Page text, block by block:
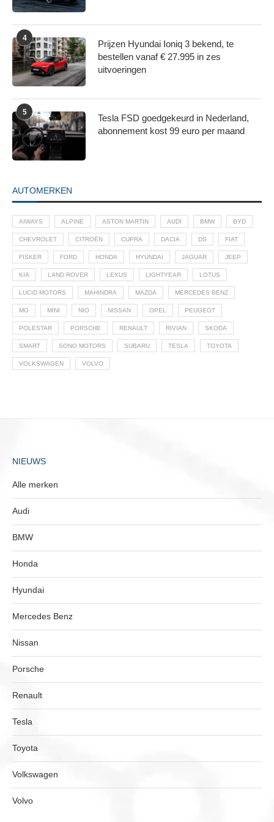
informatie die u aan ze heeft verstrekt of die ze hebben
verzameld op basis van uw gebruik van hun services.
4
Prijzen Hyundai Ioniq 3 bekend, te
bestellen vanaf € 27.995 in zes
uitvoeringen
5
Tesla FSD goedgekeurd in Nederland,
abonnement kost 99 euro per maand
AUTOMERKEN
AIWAYS ALPINE ASTON MARTIN AUDI BMW BYD
CHEVROLET CITROËN CUPRA DACIA DS FIAT
FISKER FORD HONDA HYUNDAI JAGUAR JEEP
KIA LAND ROVER LEXUS LIGHTYEAR LOTUS
LUCID MOTORS MAHINDRA MAZDA MERCEDES BENZ
MG MINI NIO NISSAN OPEL PEUGEOT
POLESTAR PORSCHE RENAULT RIVIAN SKODA
SMART SONO MOTORS SUBARU TESLA TOYOTA
VOLKSWAGEN VOLVO
NIEUWS
Alle merken
Audi
BMW
Honda
Hyundai
Mercedes Benz
Nissan
Porsche
Renault
Tesla
Toyota
Volkswagen
Volvo